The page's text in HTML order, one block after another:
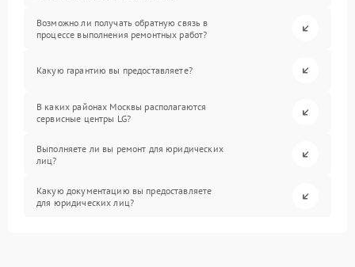
Возможно ли получать обратную связь в
процессе выполнения ремонтных работ?
Какую гарантию вы предоставляете?
В каких районах Москвы располагаются
сервисные центры LG?
Выполняете ли вы ремонт для юридических
лиц?
Какую документацию вы предоставляете
для юридических лиц?